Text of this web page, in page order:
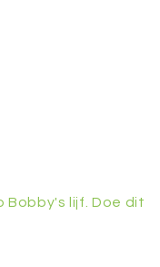
Bobby's lijf. Doe dit